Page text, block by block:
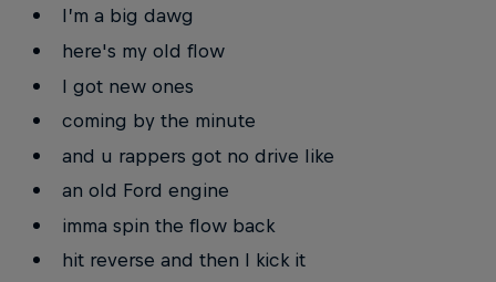
I’m a big dawg
here's my old flow
I got new ones
coming by the minute
and u rappers got no drive like
an old Ford engine
imma spin the flow back
hit reverse and then I kick it